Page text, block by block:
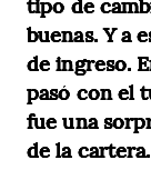
buenas. Y a
de ingreso.
pasó con el
fue una
de la cartera.